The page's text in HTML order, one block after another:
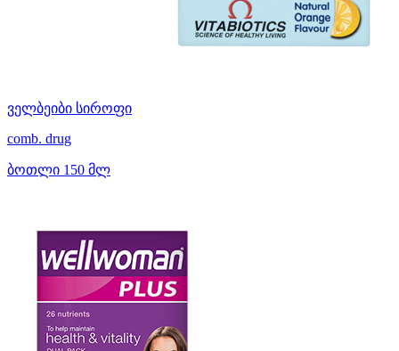
ველბეიბი სიროფი
comb. drug
ბოთლი 150 მლ